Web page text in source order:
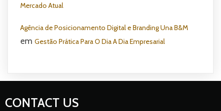
Mercado Atual
Agência de Posicionamento Digital e Branding Una B&M
em Gestão Prática Para O Dia A Dia Empresarial
CONTACT US